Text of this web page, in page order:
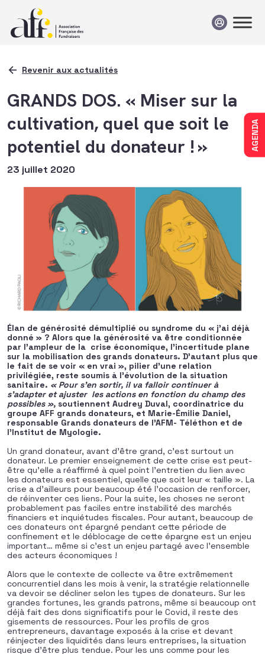
AGENDA
Revenir aux actualités
GRANDS DOS. « Miser sur la
cultivation, quel que soit le
potentiel du donateur ! »
23 juillet 2020
Élan de générosité démultiplié ou syndrome du « j’ai déjà
donné » ? Alors que la générosité va être conditionnée
par l’ampleur de la crise économique, l’incertitude plane
sur la mobilisation des grands donateurs. D’autant plus que
le fait de se voir « en vrai », pilier d’une relation
privilégiée, reste soumis à l’évolution de la situation
sanitaire. « Pour s’en sortir, il va falloir continuer à
s’adapter et ajuster les actions en fonction du champ des
possibles », soutiennent Audrey Duval, coordinatrice du
groupe AFF grands donateurs, et Marie-Émilie Daniel,
responsable Grands donateurs de l’AFM- Téléthon et de
l’Institut de Myologie.
Un grand donateur, avant d’être grand, c’est surtout un
donateur. Le premier enseignement de cette crise est peut-
être qu’elle a réaffirmé à quel point l’entretien du lien avec
les donateurs est essentiel, quelle que soit leur « taille ». La
crise a d’ailleurs pour beaucoup été l’occasion de renforcer,
de réinventer ces liens. Pour la suite, les choses ne seront
probablement pas faciles entre instabilité des marchés
financiers et inquiétudes fiscales. Pour autant, beaucoup de
ces donateurs ont épargné pendant cette période de
confinement et le déblocage de cette épargne est un enjeu
important… même si c’est un enjeu partagé avec l’ensemble
des acteurs économiques !
Alors que le contexte de collecte va être extrêmement
concurrentiel dans les mois à venir, la stratégie relationnelle
va devoir se décliner selon les types de donateurs. Sur les
grandes fortunes, les grands patrons, même si beaucoup ont
déjà fait des dons significatifs pour le Covid, il reste des
gisements de ressources. Pour les profils de gros
entrepreneurs, davantage exposés à la crise et devant
réinjecter des liquidités dans leurs entreprises, la situation
risque d’être plus tendue. Pour les uns comme pour les